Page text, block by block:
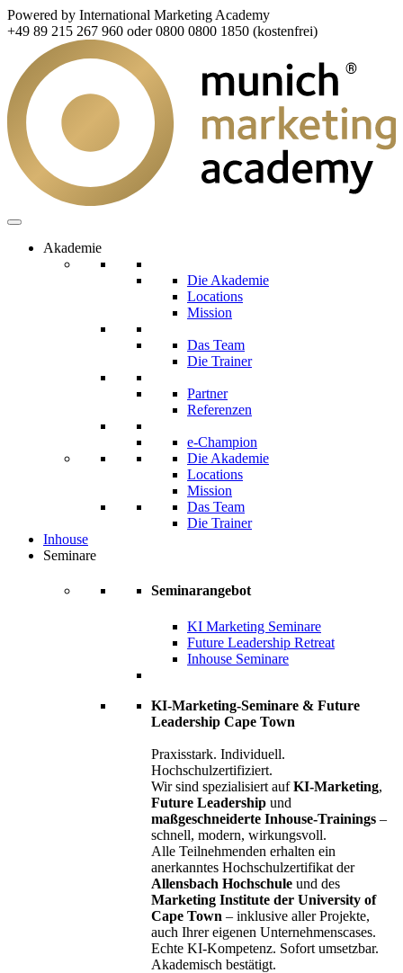
Powered by International Marketing Academy
+49 89 215 267 960 oder 0800 0800 1850 (kostenfrei)
Akademie
Die Akademie
Locations
Mission
Das Team
Die Trainer
Partner
Referenzen
e-Champion
Die Akademie
Locations
Mission
Das Team
Die Trainer
Inhouse
Seminare
Seminarangebot
KI Marketing Seminare
Future Leadership Retreat
Inhouse Seminare
KI-Marketing-Seminare & Future
Leadership Cape Town
Praxisstark. Individuell.
Hochschulzertifiziert.
Wir sind spezialisiert aufKI-Marketing,
Future Leadership und
maßgeschneiderte Inhouse-Trainings –
schnell, modern, wirkungsvoll.
Alle Teilnehmenden erhalten ein
anerkanntes Hochschulzertifikat der
Allensbach Hochschule und des
Marketing Institute der University of
Cape Town – inklusive aller Projekte,
auch Ihrer eigenen Unternehmenscases.
Echte KI-Kompetenz. Sofort umsetzbar.
Akademisch bestätigt.